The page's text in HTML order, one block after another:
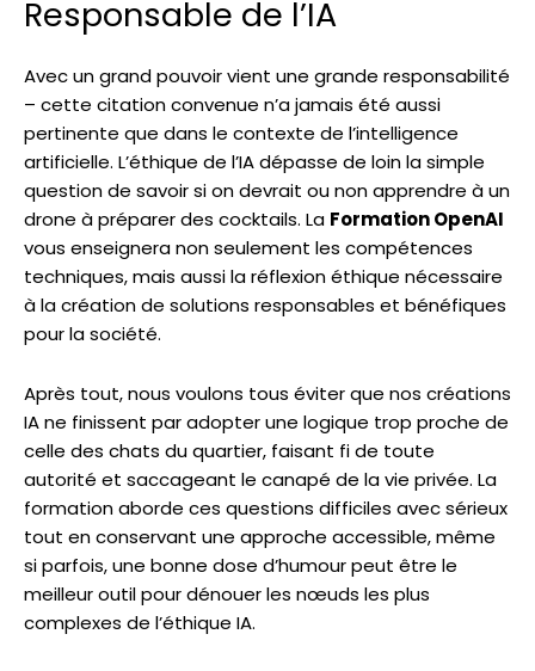
Responsable de l’IA
Avec un grand pouvoir vient une grande responsabilité
– cette citation convenue n’a jamais été aussi
pertinente que dans le contexte de l’intelligence
artificielle. L’éthique de l’IA dépasse de loin la simple
question de savoir si on devrait ou non apprendre à un
drone à préparer des cocktails. La Formation OpenAI
vous enseignera non seulement les compétences
techniques, mais aussi la réflexion éthique nécessaire
à la création de solutions responsables et bénéfiques
pour la société.
Après tout, nous voulons tous éviter que nos créations
IA ne finissent par adopter une logique trop proche de
celle des chats du quartier, faisant fi de toute
autorité et saccageant le canapé de la vie privée. La
formation aborde ces questions difficiles avec sérieux
tout en conservant une approche accessible, même
si parfois, une bonne dose d’humour peut être le
meilleur outil pour dénouer les nœuds les plus
complexes de l’éthique IA.